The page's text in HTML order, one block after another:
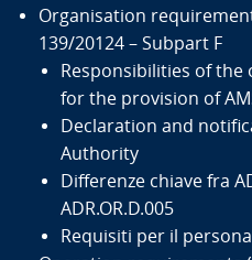
Organisation
139/20124 – Subpart F
Responsibilities of
for the provision of
Declaration and
Authority
Differenze chiave fra
ADR.OR.D.005
Requisiti per il